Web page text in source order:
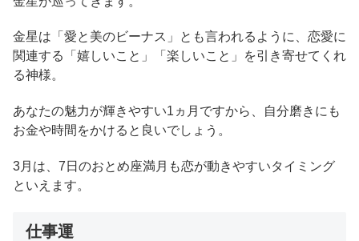
金星は「愛と美のビーナス」とも言われるように、恋愛に
関連する「嬉しいこと」「楽しいこと」を引き寄せてくれ
る神様。
あなたの魅力が輝きやすい1ヵ月ですから、自分磨きにも
お金や時間をかけると良いでしょう。
3月は、7日のおとめ座満月も恋が動きやすいタイミング
といえます。
仕事運